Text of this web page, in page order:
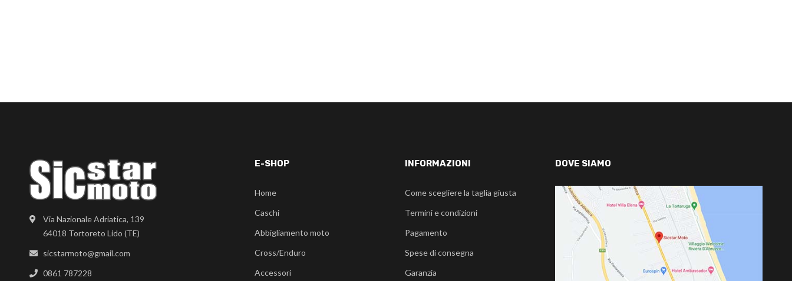
Via Nazionale Adriatica, 139
64018 Tortoreto Lido (TE)
sicstarmoto@gmail.com
0861 787228
E-SHOP
Home
Caschi
Abbigliamento moto
Cross/Enduro
Accessori
INFORMAZIONI
Come scegliere la taglia giusta
Termini e condizioni
Pagamento
Spese di consegna
Garanzia
DOVE SIAMO